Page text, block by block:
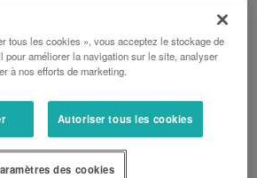
tous les cookies », vous acceptez le stockage de
pour améliorer la navigation sur le site, analyser
à nos efforts de marketing.
Autoriser tous les cookies
des cookies